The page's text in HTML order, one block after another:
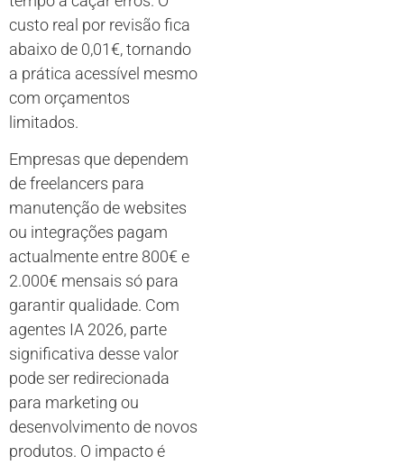
custo real por revisão fica
abaixo de 0,01€, tornando
a prática acessível mesmo
com orçamentos
limitados.
Empresas que dependem
de freelancers para
manutenção de websites
ou integrações pagam
actualmente entre 800€ e
2.000€ mensais só para
garantir qualidade. Com
agentes IA 2026, parte
significativa desse valor
pode ser redirecionada
para marketing ou
desenvolvimento de novos
produtos. O impacto é